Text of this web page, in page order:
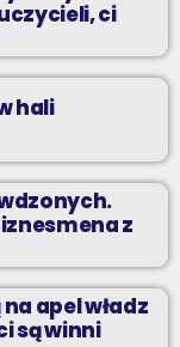
ci
hali
z
apel władz
są winni